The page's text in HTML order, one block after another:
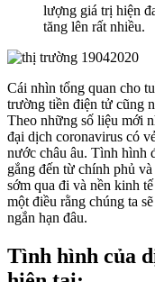
lượng giá trị hiện
tăng lên rất nhiều.
Cái nhìn tổng quan cho
trường tiền điện tử cũng
Theo những số liệu mới
đại dịch coronavirus có
nước châu âu. Tình hình
gắng đến từ chính phủ
sớm qua đi và nền kinh
một điều rằng chúng ta
ngắn hạn đâu.
Tình hình của